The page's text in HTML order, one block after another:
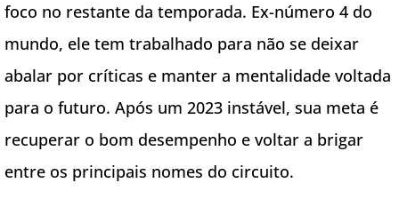
foco no restante da temporada. Ex-número 4 do
mundo, ele tem trabalhado para não se deixar
abalar por críticas e manter a mentalidade voltada
para o futuro. Após um 2023 instável, sua meta é
recuperar o bom desempenho e voltar a brigar
entre os principais nomes do circuito.